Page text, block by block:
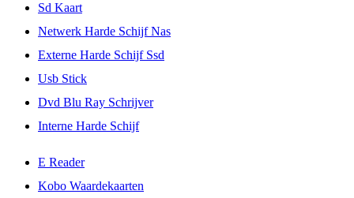
Sd Kaart
Netwerk Harde Schijf Nas
Externe Harde Schijf Ssd
Usb Stick
Dvd Blu Ray Schrijver
Interne Harde Schijf
E Reader
Kobo Waardekaarten